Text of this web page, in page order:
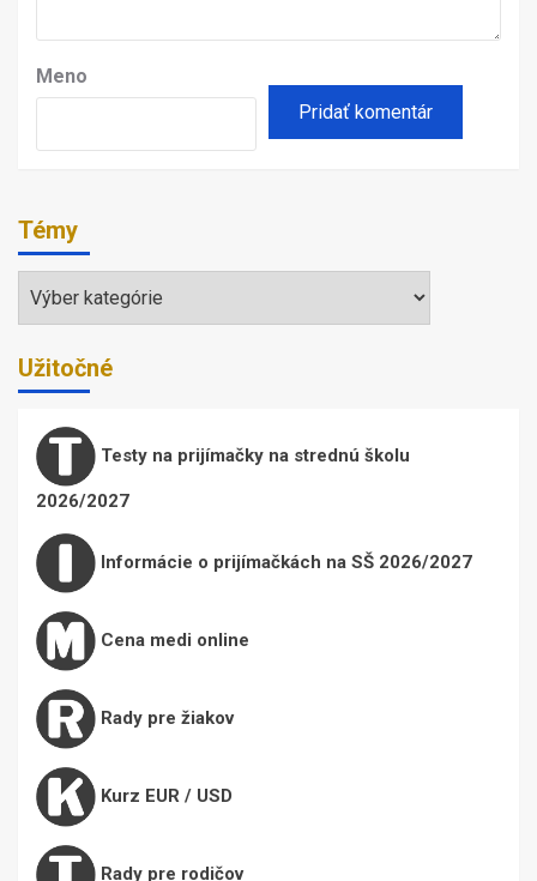
Meno
Témy
Témy
Užitočné
Testy na prijímačky na strednú školu
2026/2027
Informácie o prijímačkách na SŠ 2026/2027
Cena medi online
Rady pre žiakov
Kurz EUR / USD
Rady pre rodičov